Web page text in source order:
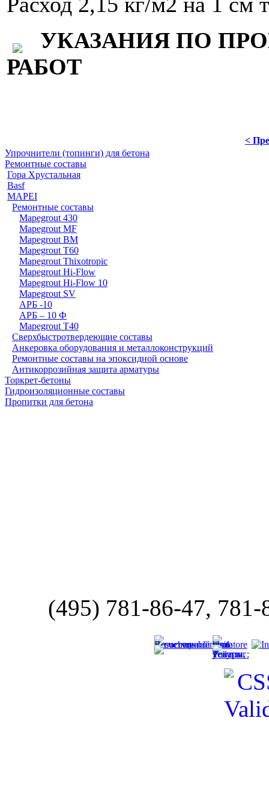
УКАЗАНИЯ ПО
РАБОТ
<
Упрочнители (топинги) для бетона
Ремонтные составы
Гора Хрустальная
Basf
MAPEI
Ремонтные составы
Mapegrout 430
Mapegrout MF
Mapegrout BM
Mapegrout T60
Mapegrout Thixotropic
Mapegrout Hi-Flow
Mapegrout Hi-Flow 10
Mapegrout SV
АРБ -10
АРБ – 10 Ф
Mapegrout T40
Сверхбыстротвердеющие составы
Анкеровка оборудования и металлоконструкций
Ремонтные составы на эпоксидной основе
Антикоррозийная защита арматуры
Торкрет-бетоны
Гидроизоляционные составы
Пропитки для бетона
(495) 781-86-47,